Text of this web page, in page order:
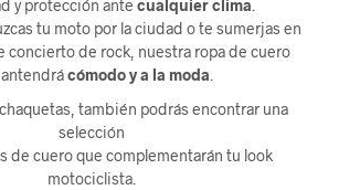
y protección ante cualquier clima
tu moto por la ciudad o te sumerjas en
concierto de rock, nuestra ropa de cuero
cómodo y a la moda
también podrás encontrar una
selección
de cuero que complementarán tu look
motociclista.